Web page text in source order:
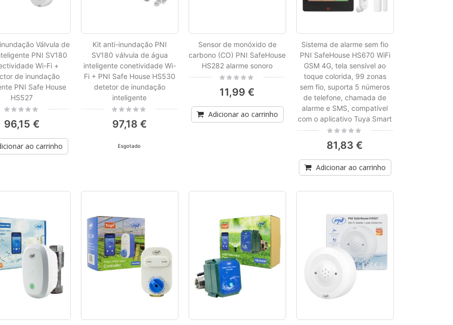
Válvula de
PNI SV180
Wi-Fi +
de inundação
PNI Safe House
HS527
Rating:
96,15 €
ao carrinho
Kit anti-inundação PNI
SV180 válvula de água
inteligente conetividade Wi-
Fi + PNI Safe House HS530
detetor de inundação
inteligente
Rating:
97,18 €
Esgotado
Sensor de monóxido de
carbono (CO) PNI SafeHouse
HS282 alarme sonoro
Rating:
11,99 €
Adicionar ao carrinho
Sistema de alarme sem fio
PNI SafeHouse HS670 WiFi
GSM 4G, tela sensível ao
toque colorida, 99 zonas
sem fio, suporta 5 números
de telefone, chamada de
alarme e SMS, compatível
com o aplicativo Tuya Smart
Rating:
81,83 €
Adicionar ao carrinho